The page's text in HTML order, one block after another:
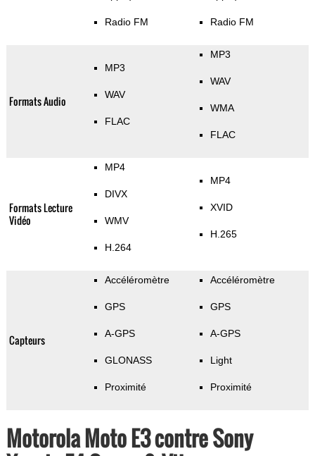
Radio FM Radio FM
Formats Audio
MP3
WAV
FLAC
MP3
WAV
WMA
FLAC
Formats Lecture
Vidéo
MP4
DIVX
WMV
H.264
MP4
XVID
H.265
Capteurs
Accéléromètre
GPS
A-GPS
GLONASS
Proximité
Accéléromètre
GPS
A-GPS
Light
Proximité
Motorola Moto E3 contre Sony